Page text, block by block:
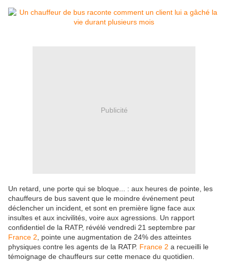
Publicité
Un retard, une porte qui se bloque... : aux heures de pointe, les
chauffeurs de bus savent que le moindre événement peut
déclencher un incident, et sont en première ligne face aux
insultes et aux incivilités, voire aux agressions. Un rapport
confidentiel de la RATP, révélé vendredi 21 septembre par
France 2 , pointe une augmentation de 24% des atteintes
physiques contre les agents de la RATP. France 2 a recueilli le
témoignage de chauffeurs sur cette menace du quotidien.